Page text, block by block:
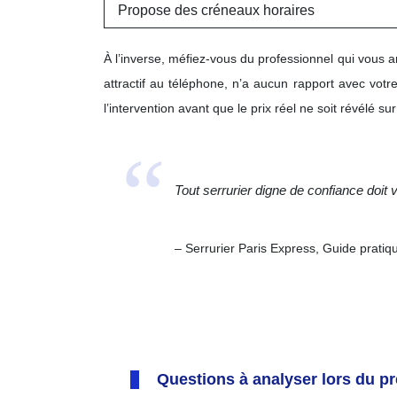
Propose des créneaux horaires
À l’inverse, méfiez-vous du professionnel qui
attractif au téléphone, n’a aucun rapport avec
l’intervention avant que le prix réel ne soit révélé
Tout serrurier digne de confiance doit
– Serrurier Paris Express, Guide
Questions à analyser lors du